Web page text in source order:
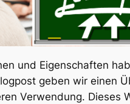
und Eigenschaften
geben wir einen
Verwendung. Dieses